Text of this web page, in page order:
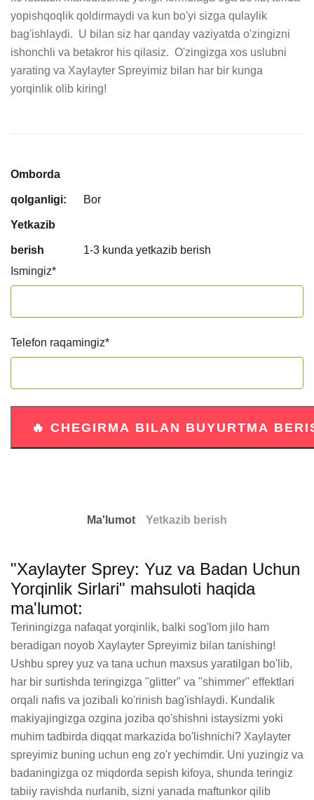
yopishqoqlik qoldirmaydi va kun bo'yi sizga qulaylik
bag'ishlaydi.  U bilan siz har qanday vaziyatda o'zingizni
ishonchli va betakror his qilasiz.  O'zingizga xos uslubni
yarating va Xaylayter Spreyimiz bilan har bir kunga
yorqinlik olib kiring!
Omborda
qolganligi: Bor
Yetkazib
berish
1-3 kunda yetkazib berish
Ismingiz*
Telefon raqamingiz*
Ma'lumot Yetkazib berish
"Xaylayter Sprey: Yuz va Badan Uchun
Yorqinlik Sirlari" mahsuloti haqida
ma'lumot:
Teriningizga nafaqat yorqinlik, balki sog'lom jilo ham
beradigan noyob Xaylayter Spreyimiz bilan tanishing!
Ushbu sprey yuz va tana uchun maxsus yaratilgan bo'lib,
har bir surtishda teringizga "glitter" va "shimmer" effektlari
orqali nafis va jozibali ko'rinish bag'ishlaydi. Kundalik
makiyajingizga ozgina joziba qo'shishni istaysizmi yoki
muhim tadbirda diqqat markazida bo'lishnichi? Xaylayter
spreyimiz buning uchun eng zo'r yechimdir. Uni yuzingiz va
badaningizga oz miqdorda sepish kifoya, shunda teringiz
tabiiy ravishda nurlanib, sizni yanada maftunkor qilib